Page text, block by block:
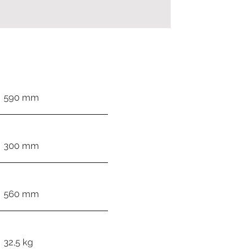
590 mm
300 mm
560 mm
32,5 kg